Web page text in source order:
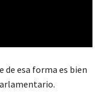
de esa forma es bien